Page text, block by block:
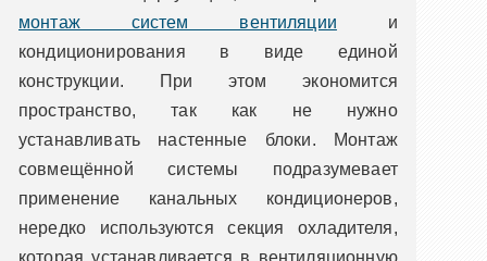
монтаж систем вентиляции и
кондиционирования в виде единой
конструкции. При этом экономится
пространство, так как не нужно
устанавливать настенные блоки. Монтаж
совмещённой системы подразумевает
применение канальных кондиционеров,
нередко используются секция охладителя,
которая устанавливается в вентиляционную